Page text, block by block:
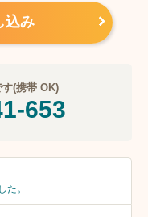
込み
(携帯 OK)
653
た。